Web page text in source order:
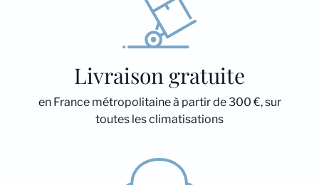
Livraison gratuite
en France métropolitaine à partir de 300 €, sur
toutes les climatisations